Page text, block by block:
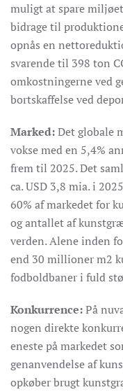
muligt at spare
bidrage til
opnås en
svarende til 398 ton
omkostningerne ved
bortskaffelse ved
Marked:Det globale
vokse meden 5,4%
frem til 2025. Det
ca. USD 3,8 mia. i
60% af markedet for
og antallet af
verden. Alene inden
end 30 millioner m2
fodboldbaner i fuld
Konkurrence:På
nogen direkte
eneste på markedet
genanvendelse af
opkøber brugt